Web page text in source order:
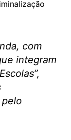
com
integram